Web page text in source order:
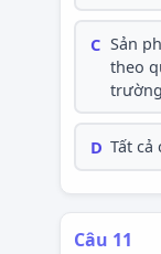
C Sản
theo
trường
D Tất
Câu 11